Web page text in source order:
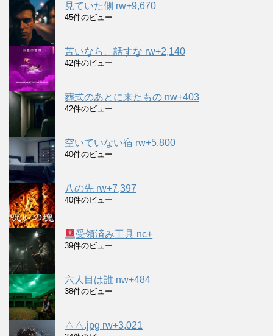
見ていた側 rw+9,670
45件のビュー
苦いなら、話すな rw+2,140
42件のビュー
葬式のあとに来たもの nw+403
42件のビュー
空いていない宿 rw+5,800
40件のビュー
八の先 rw+7,397
40件のビュー
受領済み工具 nc+
39件のビュー
六人目は誰 nw+484
38件のビュー
△△.jpg rw+3,021